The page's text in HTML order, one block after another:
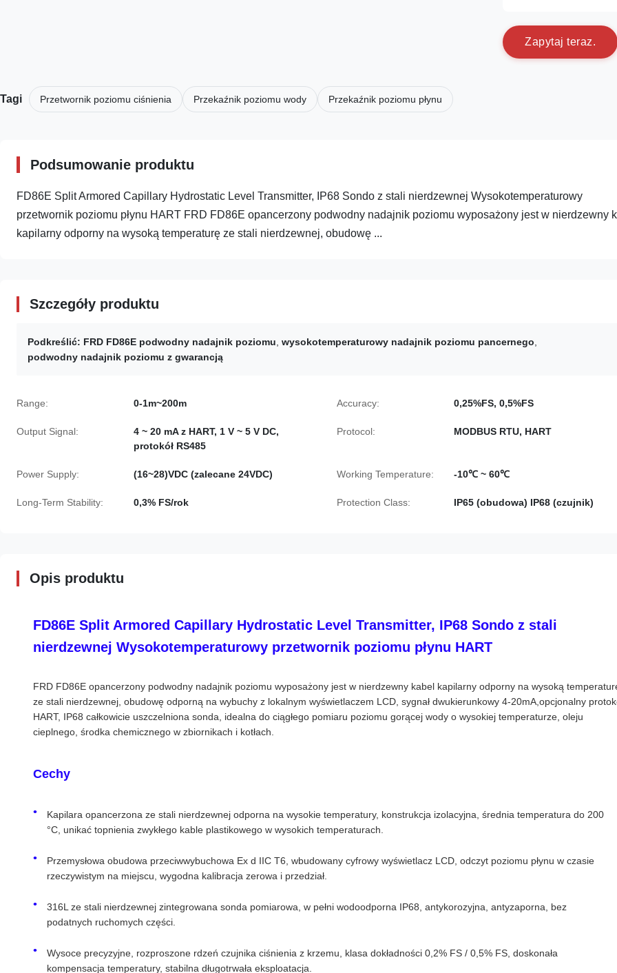
Zapytaj teraz.
Tagi Przetwornik poziomu ciśnienia Przekaźnik poziomu wody Przekaźnik poziomu płynu
Podsumowanie produktu
FD86E Split Armored Capillary Hydrostatic Level Transmitter, IP68 Sondo z stali nierdzewnej Wysokotemperaturowy
przetwornik poziomu płynu HART FRD FD86E opancerzony podwodny nadajnik poziomu wyposażony jest w nierdzewny
kapilarny odporny na wysoką temperaturę ze stali nierdzewnej, obudowę ...
Szczegóły produktu
Podkreślić: FRD FD86E podwodny nadajnik poziomu wysokotemperaturowy nadajnik poziomu pancernego
podwodny nadajnik poziomu z gwarancją
Range: 0-1m~200m Accuracy: 0,25%FS, 0,5%FS
Output Signal:
4 ~ 20 mA z HART, 1 V ~ 5 V DC,
protokół RS485
Protocol: MODBUS RTU, HART
Power Supply: (16~28)VDC (zalecane 24VDC) Working Temperature: -10℃ ~ 60℃
Long-Term Stability: 0,3% FS/rok Protection Class: IP65 (obudowa) IP68 (czujnik)
Opis produktu
FD86E Split Armored Capillary Hydrostatic Level Transmitter, IP68 Sondo z stali
nierdzewnej Wysokotemperaturowy przetwornik poziomu płynu HART
FRD FD86E opancerzony podwodny nadajnik poziomu wyposażony jest w nierdzewny kabel kapilarny odporny na wysoką
ze stali nierdzewnej, obudowę odporną na wybuchy z lokalnym wyświetlaczem LCD, sygnał dwukierunkowy 4-20mA,opcjonalny
HART, IP68 całkowicie uszczelniona sonda, idealna do ciągłego pomiaru poziomu gorącej wody o wysokiej temperaturze, oleju
cieplnego, środka chemicznego w zbiornikach i kotłach.
Cechy
Kapilara opancerzona ze stali nierdzewnej odporna na wysokie temperatury, konstrukcja izolacyjna, średnia temperatura do 200
°C, unikać topnienia zwykłego kable plastikowego w wysokich temperaturach.
Przemysłowa obudowa przeciwwybuchowa Ex d IIC T6, wbudowany cyfrowy wyświetlacz LCD, odczyt poziomu płynu w czasie
rzeczywistym na miejscu, wygodna kalibracja zerowa i przedział.
316L ze stali nierdzewnej zintegrowana sonda pomiarowa, w pełni wodoodporna IP68, antykorozyjna, antyzaporna, bez
podatnych ruchomych części.
Wysoce precyzyjne, rozproszone rdzeń czujnika ciśnienia z krzemu, klasa dokładności 0,2% FS / 0,5% FS, doskonała
kompensacja temperatury, stabilna długotrwała eksploatacja.